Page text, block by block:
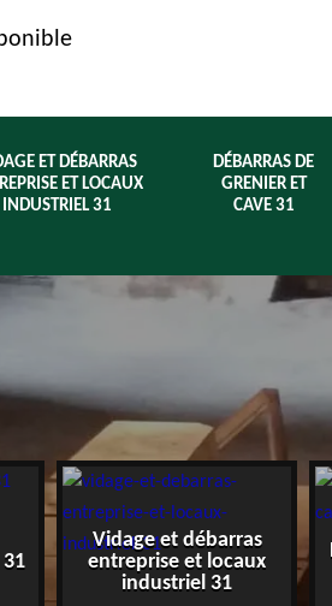
ET DÉBARRAS
ET LOCAUX
INDUSTRIEL 31
DÉBARRAS DE
GRENIER ET
CAVE 31
Vidage et débarras
entreprise et locaux
industriel 31